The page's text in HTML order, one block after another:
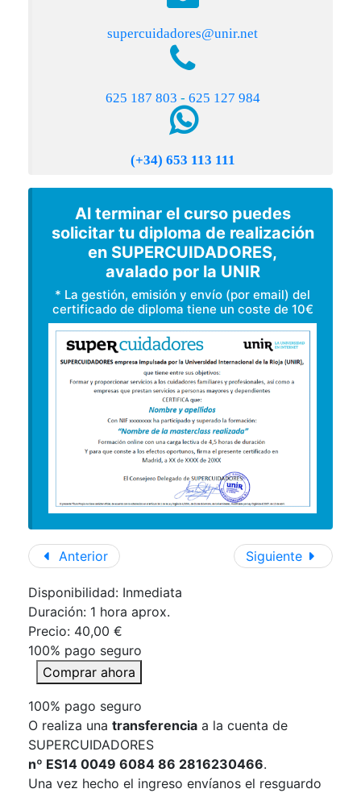
supercuidadores@unir.net
625 187 803 - 625 127 984
(+34) 653 113 111
Al terminar el curso puedes
solicitar tu diploma de realización
en SUPERCUIDADORES,
avalado por la UNIR
* La gestión, emisión y envío (por email) del
certificado de diploma tiene un coste de 10€
Anterior Siguiente
Disponibilidad: Inmediata
Duración: 1 hora aprox.
Precio: 40,00 €
100% pago seguro
Comprar ahora
100% pago seguro
O realiza una transferencia a la cuenta de
SUPERCUIDADORES
nº ES14 0049 6084 86 2816230466.
Una vez hecho el ingreso envíanos el resguardo